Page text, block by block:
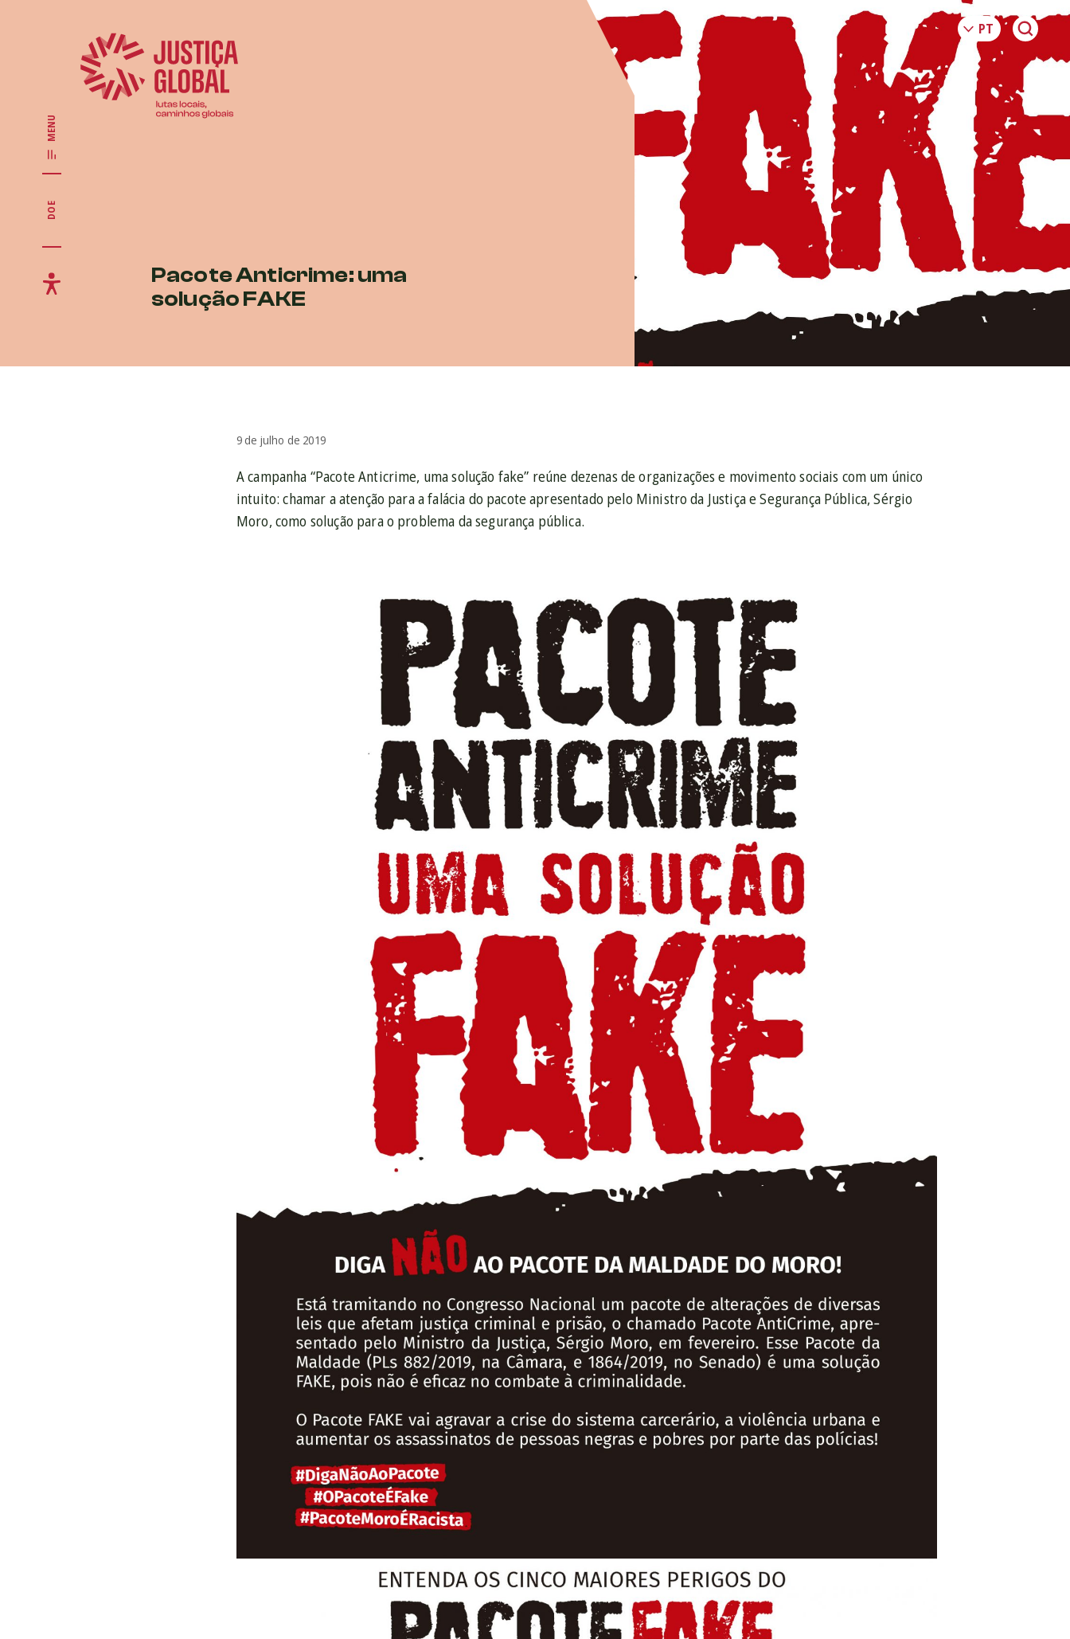
MENU
DOE
Pacote Anticrime: uma
solução FAKE
9 de julho de 2019
A campanha “Pacote Anticrime, uma solução fake” reúne dezenas de organizações e movimento sociais com um único
intuito: chamar a atenção para a falácia do pacote apresentado pelo Ministro da Justiça e Segurança Pública, Sérgio
Moro, como solução para o problema da segurança pública.